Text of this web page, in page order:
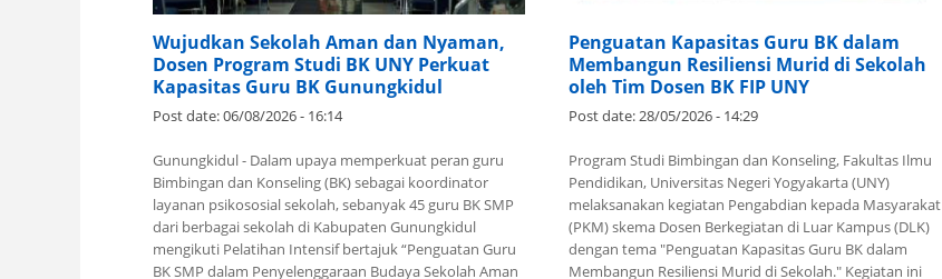
Wujudkan Sekolah Aman dan Nyaman,
Dosen Program Studi BK UNY Perkuat
Kapasitas Guru BK Gunungkidul
Post date:06/08/2026 - 16:14
Gunungkidul - Dalam upaya memperkuat peran guru
Bimbingan dan Konseling (BK) sebagai koordinator
layanan psikososial sekolah, sebanyak 45 guru BK SMP
dari berbagai sekolah di Kabupaten Gunungkidul
mengikuti Pelatihan Intensif bertajuk “Penguatan Guru
BK SMP dalam Penyelenggaraan Budaya Sekolah Aman
Penguatan Kapasitas Guru BK dalam
Membangun Resiliensi Murid di Sekolah
oleh Tim Dosen BK FIP UNY
Post date:28/05/2026 - 14:29
Program Studi Bimbingan dan Konseling, Fakultas Ilmu
Pendidikan, Universitas Negeri Yogyakarta (UNY)
melaksanakan kegiatan Pengabdian kepada Masyarakat
(PKM) skema Dosen Berkegiatan di Luar Kampus (DLK)
dengan tema "Penguatan Kapasitas Guru BK dalam
Membangun Resiliensi Murid di Sekolah." Kegiatan ini